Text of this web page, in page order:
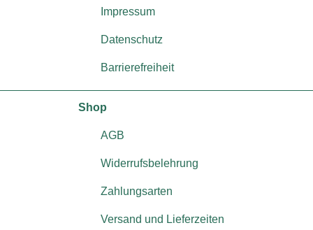
Impressum
Datenschutz
Barrierefreiheit
Shop
AGB
Widerrufsbelehrung
Zahlungsarten
Versand und Lieferzeiten